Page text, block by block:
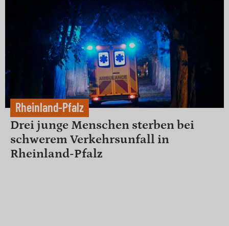
Rheinland-Pfalz
Drei junge Menschen sterben bei
schwerem Verkehrsunfall in
Rheinland-Pfalz